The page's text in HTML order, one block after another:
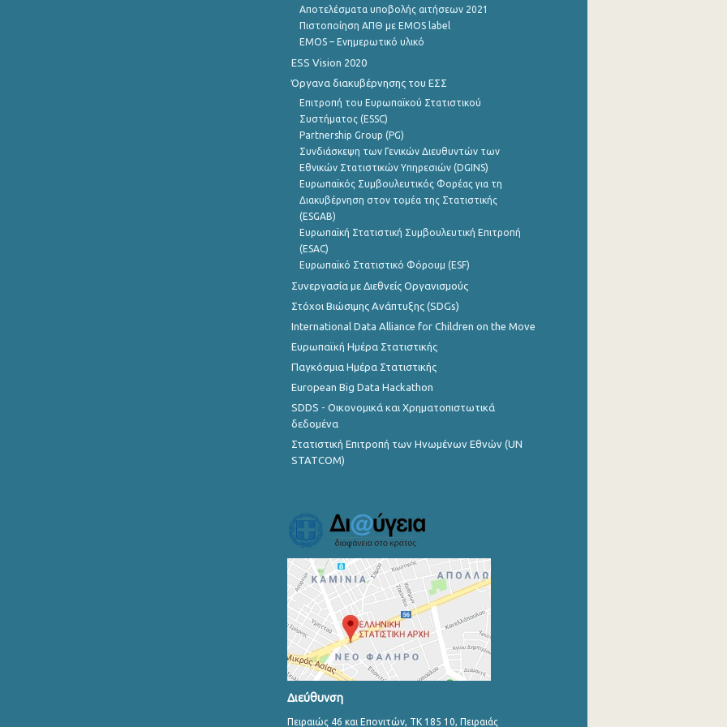
Αποτελέσματα υποβολής αιτήσεων 2021
Πιστοποίηση ΑΠΘ με EMOS label
EMOS – Ενημερωτικό υλικό
ESS Vision 2020
Όργανα διακυβέρνησης του ΕΣΣ
Επιτροπή του Ευρωπαϊκού Στατιστικού
Συστήματος (ESSC)
Partnership Group (PG)
Συνδιάσκεψη των Γενικών Διευθυντών των
Εθνικών Στατιστικών Υπηρεσιών (DGINS)
Ευρωπαϊκός Συμβουλευτικός Φορέας για τη
Διακυβέρνηση στον τομέα της Στατιστικής
(ESGAB)
Ευρωπαϊκή Στατιστική Συμβουλευτική Επιτροπή
(ESAC)
Ευρωπαϊκό Στατιστικό Φόρουμ (ESF)
Συνεργασία με Διεθνείς Οργανισμούς
Στόχοι Βιώσιμης Ανάπτυξης (SDGs)
International Data Alliance for Children on the Move
Ευρωπαϊκή Ημέρα Στατιστικής
Παγκόσμια Ημέρα Στατιστικής
European Big Data Hackathon
SDDS - Οικονομικά και Χρηματοπιστωτικά
δεδομένα
Στατιστική Επιτροπή των Ηνωμένων Εθνών (UN
STATCOM)
Διεύθυνση
Πειραιώς 46 και Επονιτών, ΤΚ 185 10, Πειραιάς